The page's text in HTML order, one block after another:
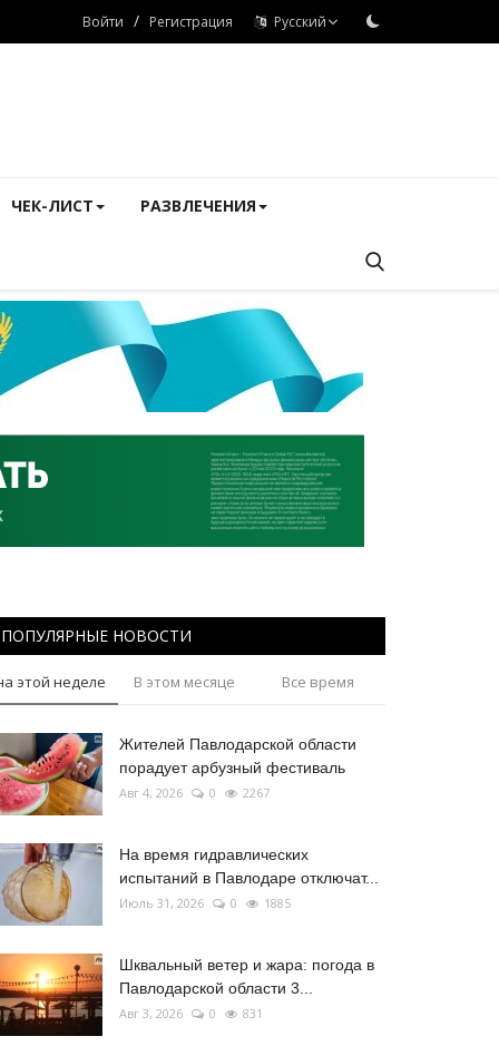
Войти / Регистрация Русский
ЧЕК-ЛИСТ РАЗВЛЕЧЕНИЯ
ПОПУЛЯРНЫЕ НОВОСТИ
этой неделе В этом месяце Все время
Жителей Павлодарской области
порадует арбузный фестиваль
Авг 4, 2026 0 2267
На время гидравлических
испытаний в Павлодаре отключат...
Июль 31, 2026 0 1885
Шквальный ветер и жара: погода в
Павлодарской области 3...
Авг 3, 2026 0 831